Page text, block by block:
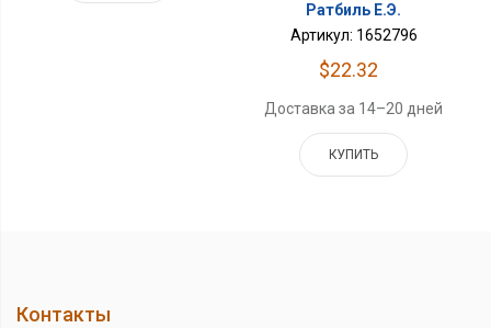
Ратбиль Е.Э.
Артикул: 1652796
$22.32
Доставка за 14–20 дней
КУПИТЬ
Контакты